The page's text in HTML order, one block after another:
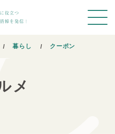
暮らし クーポン
メ